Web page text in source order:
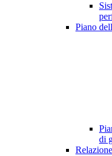
Piano
di